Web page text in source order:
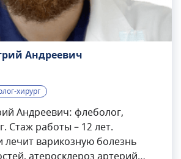
Андреевич
хирург
Андреевич: флеболог,
Стаж работы – 12 лет.
лечит варикозную болезнь